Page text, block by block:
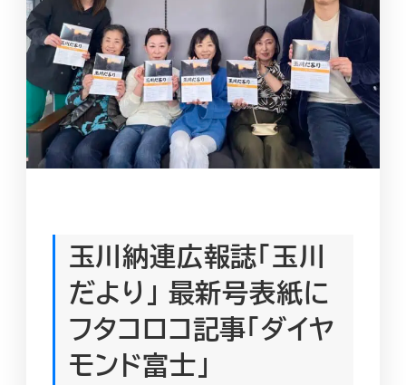
玉川納連広報誌「玉川
だより」 最新号表紙に
フタコロコ記事「ダイヤ
モンド富士」